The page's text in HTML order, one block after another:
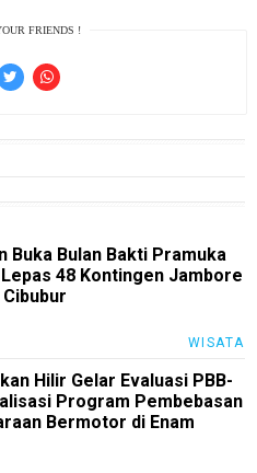
FRIENDS !
Buka Bulan Bakti Pramuka
Lepas 48 Kontingen Jambore
WISATA
Hilir Gelar Evaluasi PBB-
Program Pembebasan
Bermotor di Enam